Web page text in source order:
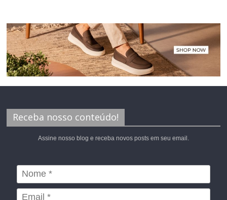
Receba nosso conteúdo!
Assine nosso blog e receba novos posts em seu email.